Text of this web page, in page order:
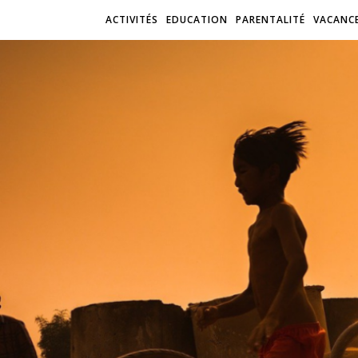
ACTIVITÉS EDUCATION PARENTALITÉ